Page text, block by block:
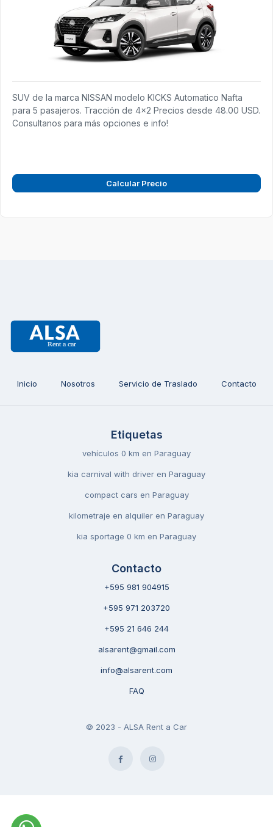
SUV de la marca NISSAN modelo KICKS Automatico Nafta
para 5 pasajeros. Tracción de 4x2 Precios desde 48.00 USD.
Consultanos para más opciones e info!
Calcular Precio
Inicio Nosotros Servicio de Traslado Contacto
Etiquetas
vehículos 0 km en Paraguay
kia carnival with driver en Paraguay
compact cars en Paraguay
kilometraje en alquiler en Paraguay
kia sportage 0 km en Paraguay
Contacto
+595 981 904915
+595 971 203720
+595 21 646 244
alsarent@gmail.com
info@alsarent.com
FAQ
© 2023 - ALSA Rent a Car